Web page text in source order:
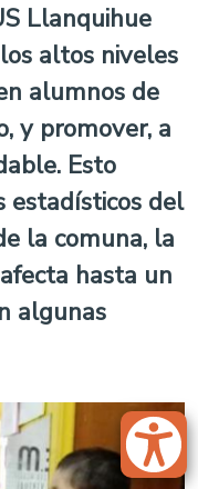
Llanquihue
altos niveles
alumnos de
y promover, a
Esto
estadísticos del
la comuna, la
hasta un
algunas